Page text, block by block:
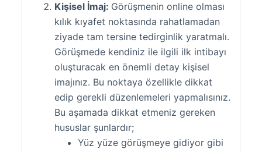
Kişisel İmaj: Görüşmenin online olması
kılık kıyafet noktasında rahatlamadan
ziyade tam tersine tedirginlik yaratmalı.
Görüşmede kendiniz ile ilgili ilk intibayı
oluşturacak en önemli detay kişisel
imajınız. Bu noktaya özellikle dikkat
edip gerekli düzenlemeleri yapmalısınız.
Bu aşamada dikkat etmeniz gereken
hususlar şunlardır;
Yüz yüze görüşmeye gidiyor gibi